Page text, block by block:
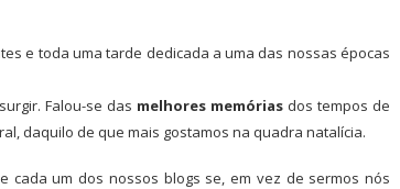
e toda uma tarde dedicada a uma das nossas épocas
Falou-se das melhores memórias dos tempos de
, daquilo de que mais gostamos na quadra natalícia.
cada um dos nossos blogs se, em vez de sermos nós